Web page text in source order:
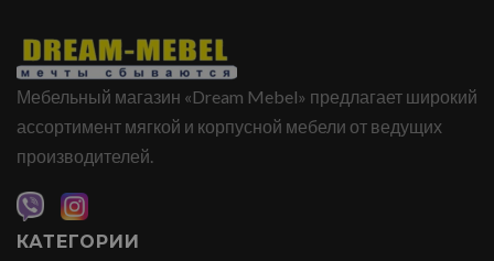
Мебельный магазин «Dream Mebel» предлагает широкий
ассортимент мягкой и корпусной мебели от ведущих
производителей.
КАТЕГОРИИ